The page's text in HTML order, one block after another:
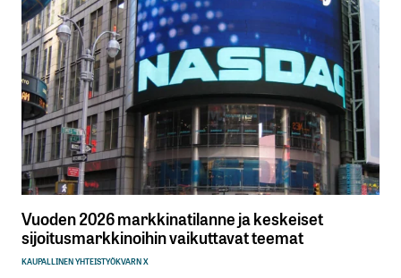
Vuoden 2026 markkinatilanne ja keskeiset
sijoitusmarkkinoihin vaikuttavat teemat
KAUPALLINEN YHTEISTYÖKVARN X